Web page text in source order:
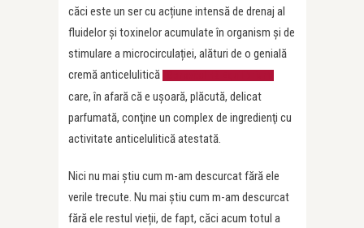
căci este un ser cu acțiune intensă de drenaj al
fluidelor și toxinelor acumulate în organism și de
stimulare a microcirculației, alături de o genială
cremă anticelulitică
care, în afară că e ușoară, plăcută, delicat
parfumată, conţine un complex de ingredienţi cu
activitate anticelulitică atestată.
Nici nu mai știu cum m-am descurcat fără ele
verile trecute. Nu mai știu cum m-am descurcat
fără ele restul vieții, de fapt, căci acum totul a